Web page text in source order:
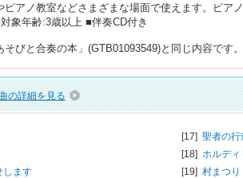
アノ教室などさまざまな場面で使えます。ピア
象年齢:3歳以上 ■伴奏CD付き
びと合奏の本」(GTB01093549)と同じ内容です。
の詳細を見る
します
[17] 聖者の行
[18] ホルディ
[19] 村まつり